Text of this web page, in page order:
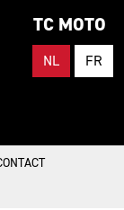
TC MOTO
NL FR